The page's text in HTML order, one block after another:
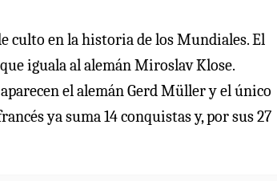
culto en la historia de los Mundiales. El
iguala al alemán Miroslav Klose.
el alemán Gerd Müller y el único
ya suma 14 conquistas y, por sus 27